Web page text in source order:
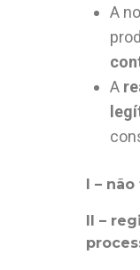
A
A
I – não
II –